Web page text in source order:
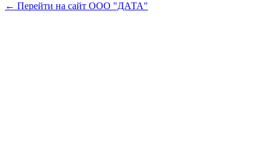
← Перейти на сайт ООО "ДАТА"